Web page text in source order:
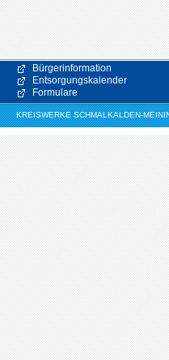
Bürgerinformation
Entsorgungskalender
Formulare
KREISWERKE SCHMALKALDEN-